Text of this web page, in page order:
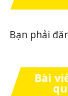
Bạn phải
Bài